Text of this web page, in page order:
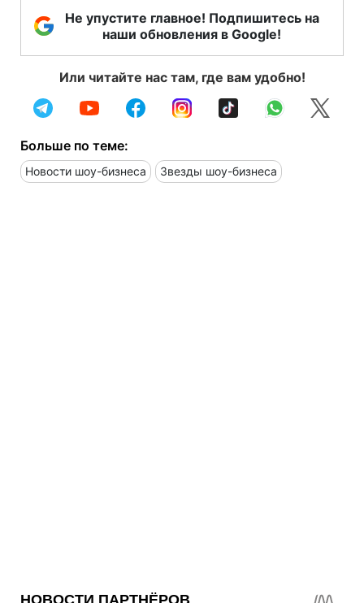
Не упустите главное! Подпишитесь на
наши обновления в Google!
Или читайте нас там, где вам удобно!
Больше по теме:
Новости шоу-бизнеса Звезды шоу-бизнеса